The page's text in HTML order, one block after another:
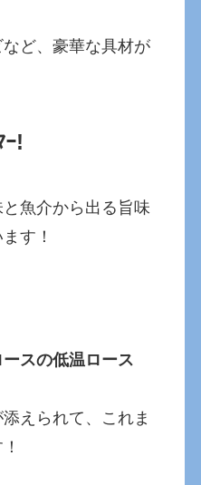
ど、豪華な具材が
ｰ!
魚介から出る旨味
す！
スの低温ロース
えられて、これま